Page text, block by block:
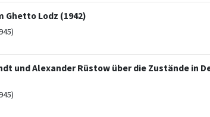
Ghetto Lodz (1942)
und Alexander Rüstow über die Zustände in